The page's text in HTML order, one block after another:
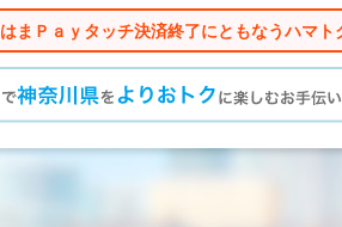
はまＰａｙタッチ決済終了にともなうハマ